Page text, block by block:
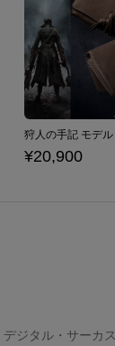
¥20,900
ジタル・サーカス